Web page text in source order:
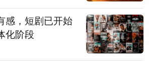
感，短剧已开始
化阶段